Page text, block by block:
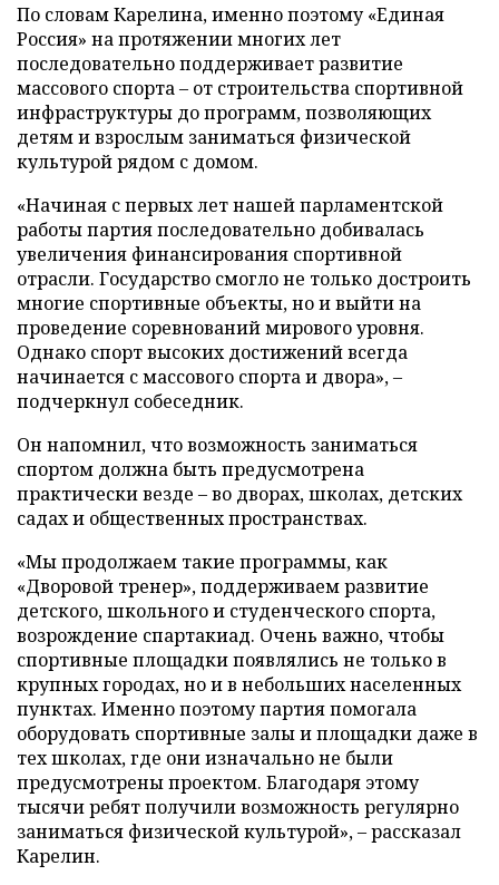
По словам Карелина, именно поэтому «Единая
Россия» на протяжении многих лет
последовательно поддерживает развитие
массового спорта – от строительства спортивной
инфраструктуры до программ, позволяющих
детям и взрослым заниматься физической
культурой рядом с домом.
«Начиная с первых лет нашей парламентской
работы партия последовательно добивалась
увеличения финансирования спортивной
отрасли. Государство смогло не только достроить
многие спортивные объекты, но и выйти на
проведение соревнований мирового уровня.
Однако спорт высоких достижений всегда
начинается с массового спорта и двора», –
подчеркнул собеседник.
Он напомнил, что возможность заниматься
спортом должна быть предусмотрена
практически везде – во дворах, школах, детских
садах и общественных пространствах.
«Мы продолжаем такие программы, как
«Дворовой тренер», поддерживаем развитие
детского, школьного и студенческого спорта,
возрождение спартакиад. Очень важно, чтобы
спортивные площадки появлялись не только в
крупных городах, но и в небольших населенных
пунктах. Именно поэтому партия помогала
оборудовать спортивные залы и площадки даже в
тех школах, где они изначально не были
предусмотрены проектом. Благодаря этому
тысячи ребят получили возможность регулярно
заниматься физической культурой», – рассказал
Карелин.